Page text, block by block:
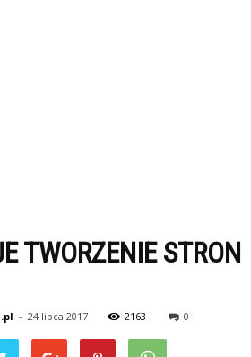
TWORZENIE STRON
- 24 lipca 2017 2163 0